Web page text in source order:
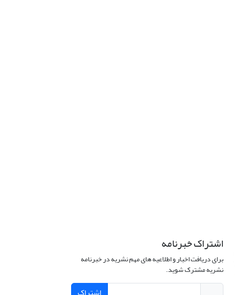
اشتراک خبرنامه
برای دریافت اخبار و اطلاعیه های مهم نشریه در خبرنامه
نشریه مشترک شوید.